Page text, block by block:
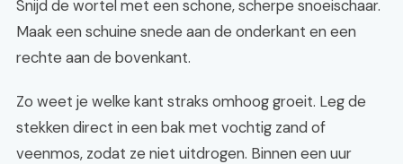
Snijd de wortel met een schone, scherpe snoeischaar.
Maak een schuine snede aan de onderkant en een
rechte aan de bovenkant.
Zo weet je welke kant straks omhoog groeit. Leg de
stekken direct in een bak met vochtig zand of
veenmos, zodat ze niet uitdrogen. Binnen een uur